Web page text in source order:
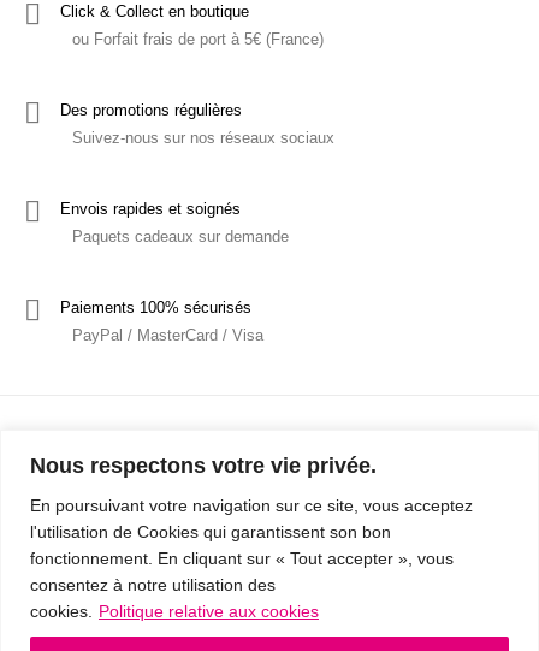
Nous respectons votre vie privée.
En poursuivant votre navigation sur ce site, vous acceptez
l'utilisation de Cookies qui garantissent son bon
fonctionnement. En cliquant sur « Tout accepter », vous
consentez à notre utilisation des
cookies.
Politique relative aux cookies
Click & Collect en boutique
ou Forfait frais de port à 5€ (France)
Des promotions régulières
Suivez-nous sur nos réseaux sociaux
Envois rapides et soignés
Paquets cadeaux sur demande
Paiements 100% sécurisés
PayPal / MasterCard / Visa
Mentions Légales
Politique de confidentialité / RGPD
Conditions Générales de Vente
© 2019 - Cousins & Cousines